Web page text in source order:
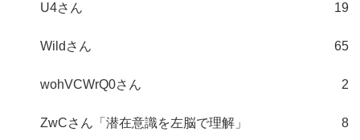
U4さん 19
Wildさん 65
wohVCWrQ0さん 2
ZwCさん「潜在意識を左脳で理解」 8